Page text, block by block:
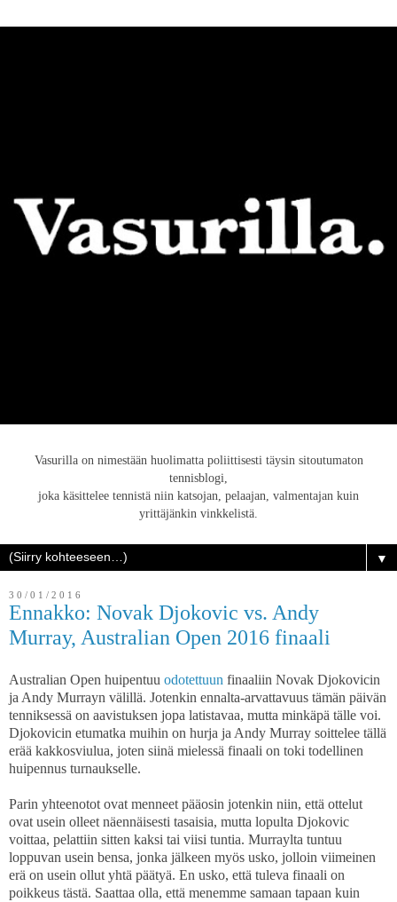
Vasurilla on nimestään huolimatta poliittisesti täysin sitoutumaton
tennisblogi,
joka käsittelee tennistä niin katsojan, pelaajan, valmentajan kuin
yrittäjänkin vinkkelistä.
▼
30/01/2016
Ennakko: Novak Djokovic vs. Andy
Murray, Australian Open 2016 finaali
Australian Open huipentuu odotettuun finaaliin Novak Djokovicin
ja Andy Murrayn välillä. Jotenkin ennalta-arvattavuus tämän päivän
tenniksessä on aavistuksen jopa latistavaa, mutta minkäpä tälle voi.
Djokovicin etumatka muihin on hurja ja Andy Murray soittelee tällä
erää kakkosviulua, joten siinä mielessä finaali on toki todellinen
huipennus turnaukselle.
Parin yhteenotot ovat menneet pääosin jotenkin niin, että ottelut
ovat usein olleet näennäisesti tasaisia, mutta lopulta Djokovic
voittaa, pelattiin sitten kaksi tai viisi tuntia. Murraylta tuntuu
loppuvan usein bensa, jonka jälkeen myös usko, jolloin viimeinen
erä on usein ollut yhtä päätyä. En usko, että tuleva finaali on
poikkeus tästä. Saattaa olla, että menemme samaan tapaan kuin